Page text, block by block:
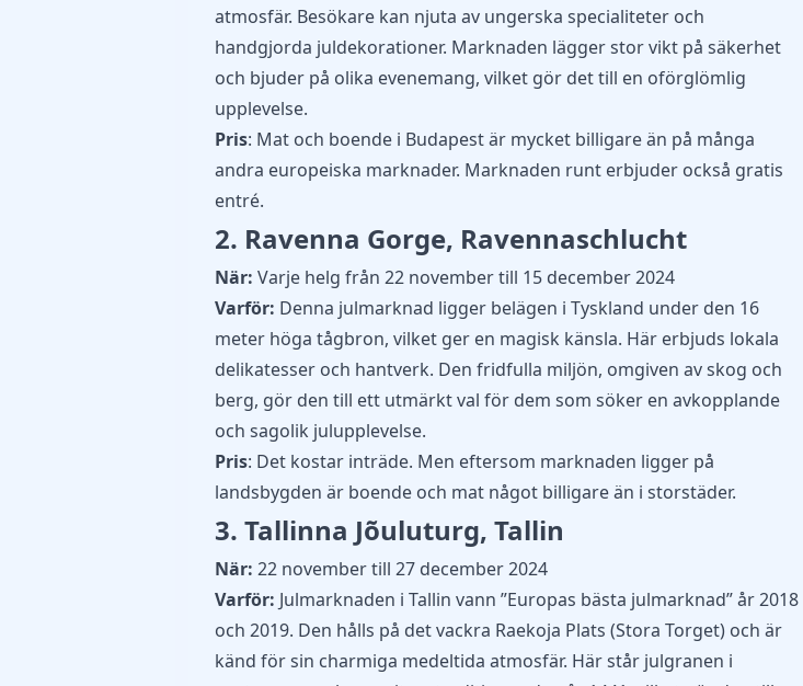
atmosfär. Besökare kan njuta av ungerska specialiteter och
handgjorda juldekorationer. Marknaden lägger stor vikt på säkerhet
och bjuder på olika evenemang, vilket gör det till en oförglömlig
upplevelse.
Pris: Mat och boende i Budapest är mycket billigare än på många
andra europeiska marknader. Marknaden runt erbjuder också gratis
entré.
2. Ravenna Gorge, Ravennaschlucht
När: Varje helg från 22 november till 15 december 2024
Varför: Denna julmarknad ligger belägen i Tyskland under den 16
meter höga tågbron, vilket ger en magisk känsla. Här erbjuds lokala
delikatesser och hantverk. Den fridfulla miljön, omgiven av skog och
berg, gör den till ett utmärkt val för dem som söker en avkopplande
och sagolik julupplevelse.
Pris: Det kostar inträde. Men eftersom marknaden ligger på
landsbygden är boende och mat något billigare än i storstäder.
3. Tallinna Jõuluturg, Tallin
När: 22 november till 27 december 2024
Varför: Julmarknaden i Tallin vann ”Europas bästa julmarknad” år 2018
och 2019. Den hålls på det vackra Raekoja Plats (Stora Torget) och är
känd för sin charmiga medeltida atmosfär. Här står julgranen i